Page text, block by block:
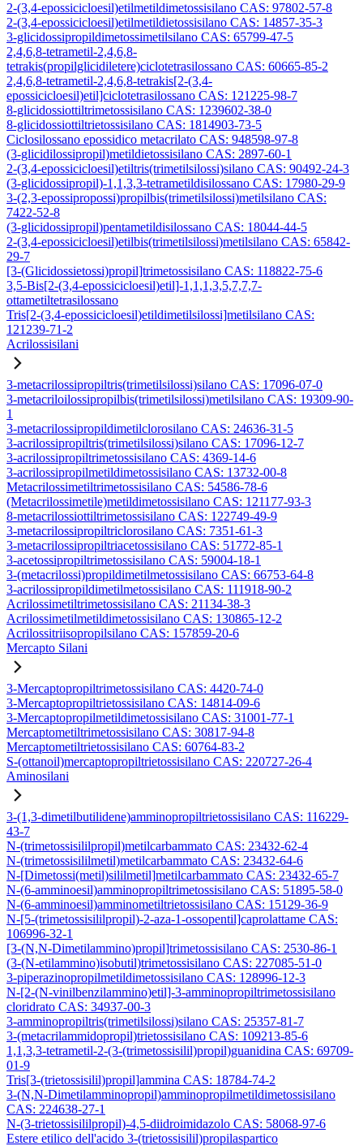
2-(3,4-epossicicloesil)etilmetildimetossisilano CAS: 97802-57-8
2-(3,4-epossicicloesil)etilmetildietossisilano CAS: 14857-35-3
3-glicidossipropildimetossimetilsilano CAS: 65799-47-5
2,4,6,8-tetrametil-2,4,6,8-
tetrakis(propilglicidiletere)ciclotetrasilossano CAS: 60665-85-2
2,4,6,8-tetrametil-2,4,6,8-tetrakis[2-(3,4-
epossicicloesil)etil]ciclotetrasilossano CAS: 121225-98-7
8-glicidossiottiltrimetossisilano CAS: 1239602-38-0
8-glicidossiottiltrietossisilano CAS: 1814903-73-5
Ciclosilossano epossidico metacrilato CAS: 948598-97-8
(3-glicidilossipropil)metildietossisilano CAS: 2897-60-1
2-(3,4-epossicicloesil)etiltris(trimetilsilossi)silano CAS: 90492-24-3
(3-glicidossipropil)-1,1,3,3-tetrametildisilossano CAS: 17980-29-9
3-(2,3-epossipropossi)propilbis(trimetilsilossi)metilsilano CAS:
7422-52-8
(3-glicidossipropil)pentametildisilossano CAS: 18044-44-5
2-(3,4-epossicicloesil)etilbis(trimetilsilossi)metilsilano CAS: 65842-
29-7
[3-(Glicidossietossi)propil]trimetossisilano CAS: 118822-75-6
3,5-Bis[2-(3,4-epossicicloesil)etil]-1,1,1,3,5,7,7,7-
ottametiltetrasilossano
Tris[2-(3,4-epossicicloesil)etildimetilsilossi]metilsilano CAS:
121239-71-2
Acrilossisilani
3-metacrilossipropiltris(trimetilsilossi)silano CAS: 17096-07-0
3-metacriloilossipropilbis(trimetilsilossi)metilsilano CAS: 19309-90-
1
3-metacrilossipropildimetilclorosilano CAS: 24636-31-5
3-acrilossipropiltris(trimetilsilossi)silano CAS: 17096-12-7
3-acrilossipropiltrimetossisilano CAS: 4369-14-6
3-acrilossipropilmetildimetossisilano CAS: 13732-00-8
Metacrilossimetiltrimetossisilano CAS: 54586-78-6
(Metacrilossimetile)metildimetossisilano CAS: 121177-93-3
8-metacrilossiottiltrimetossisilano CAS: 122749-49-9
3-metacrilossipropiltriclorosilano CAS: 7351-61-3
3-metacrilossipropiltriacetossisilano CAS: 51772-85-1
3-acetossipropiltrimetossisilano CAS: 59004-18-1
3-(metacrilossi)propildimetilmetossisilano CAS: 66753-64-8
3-acrilossipropildimetilmetossisilano CAS: 111918-90-2
Acrilossimetiltrimetossisilano CAS: 21134-38-3
Acrilossimetilmetildimetossisilano CAS: 130865-12-2
Acrilossitriisopropilsilano CAS: 157859-20-6
Mercapto Silani
3-Mercaptopropiltrimetossisilano CAS: 4420-74-0
3-Mercaptopropiltrietossisilano CAS: 14814-09-6
3-Mercaptopropilmetildimetossisilano CAS: 31001-77-1
Mercaptometiltrimetossisilano CAS: 30817-94-8
Mercaptometiltrietossisilano CAS: 60764-83-2
S-(ottanoil)mercaptopropiltrietossisilano CAS: 220727-26-4
Aminosilani
3-(1,3-dimetilbutilidene)amminopropiltrietossisilano CAS: 116229-
43-7
N-(trimetossisililpropil)metilcarbammato CAS: 23432-62-4
N-(trimetossisililmetil)metilcarbammato CAS: 23432-64-6
N-[Dimetossi(metil)sililmetil]metilcarbammato CAS: 23432-65-7
N-(6-amminoesil)amminopropiltrimetossisilano CAS: 51895-58-0
N-(6-amminoesil)amminometiltrietossisilano CAS: 15129-36-9
N-[5-(trimetossisililpropil)-2-aza-1-ossopentil]caprolattame CAS:
106996-32-1
[3-(N,N-Dimetilammino)propil]trimetossisilano CAS: 2530-86-1
(3-(N-etilammino)isobutil)trimetossisilano CAS: 227085-51-0
3-piperazinopropilmetildimetossisilano CAS: 128996-12-3
N-[2-(N-vinilbenzilammino)etil]-3-amminopropiltrimetossisilano
cloridrato CAS: 34937-00-3
3-amminopropiltris(trimetilsilossi)silano CAS: 25357-81-7
3-(metacrilammidopropil)trietossisilano CAS: 109213-85-6
1,1,3,3-tetrametil-2-(3-(trimetossisilil)propil)guanidina CAS: 69709-
01-9
Tris[3-(trietossisilil)propil]ammina CAS: 18784-74-2
3-(N,N-Dimetilamminopropil)amminopropilmetildimetossisilano
CAS: 224638-27-1
N-(3-trietossisililpropil)-4,5-diidroimidazolo CAS: 58068-97-6
Estere etilico dell'acido 3-(trietossisilil)propilaspartico